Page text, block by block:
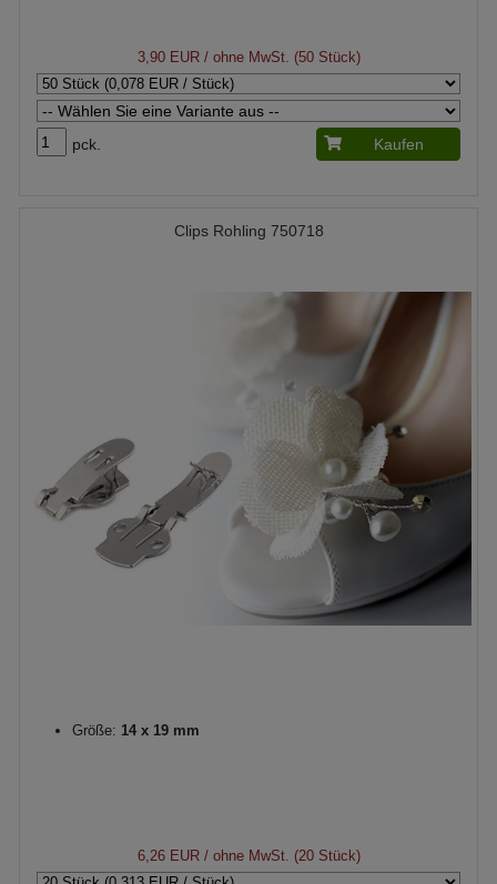
3,90 EUR/ ohne MwSt. (50 Stück)
pck. Kaufen
Clips Rohling 750718
Größe: 14 x 19 mm
6,26 EUR/ ohne MwSt. (20 Stück)